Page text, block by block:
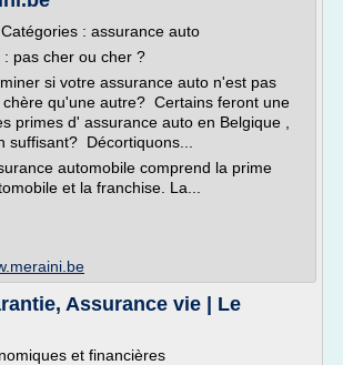
: assurance auto
pas cher ou cher ?
si votre assurance auto n'est pas
qu'une autre? Certains feront une
primes d' assurance auto en Belgique ,
suffisant? Décortiquons...
automobile comprend la prime
et la franchise. La...
Assurance vie | Le
et financières